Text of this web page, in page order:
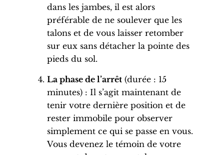
dans les jambes, il est alors
préférable de ne soulever que les
talons et de vous laisser retomber
sur eux sans détacher la pointe des
pieds du sol.
La phase de l’arrêt(durée : 15
minutes) : Il s’agit maintenant de
tenir votre dernière position et de
rester immobile pour observer
simplement ce qui se passe en vous.
Vous devenez le témoin de votre